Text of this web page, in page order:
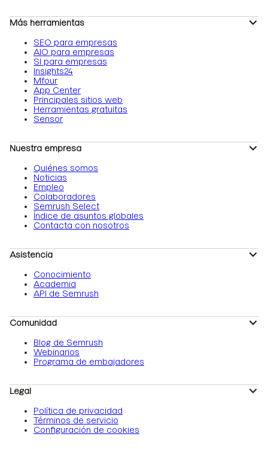
Más herramientas
SEO para empresas
AIO para empresas
SI para empresas
Insights24
Mfour
App Center
Principales sitios web
Herramientas gratuitas
Sensor
Nuestra empresa
Quiénes somos
Noticias
Empleo
Colaboradores
Semrush Select
Índice de asuntos globales
Contacta con nosotros
Asistencia
Conocimiento
Academia
API de Semrush
Comunidad
Blog de Semrush
Webinarios
Programa de embajadores
Legal
Política de privacidad
Términos de servicio
Configuración de cookies